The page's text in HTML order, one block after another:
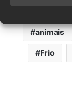
animais
Frio